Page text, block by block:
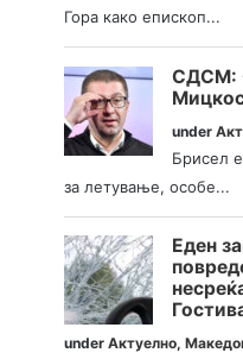
Гора како епископ...
СДСМ:
under
Брисел
за летување, особе...
Еден
underАктуелно,